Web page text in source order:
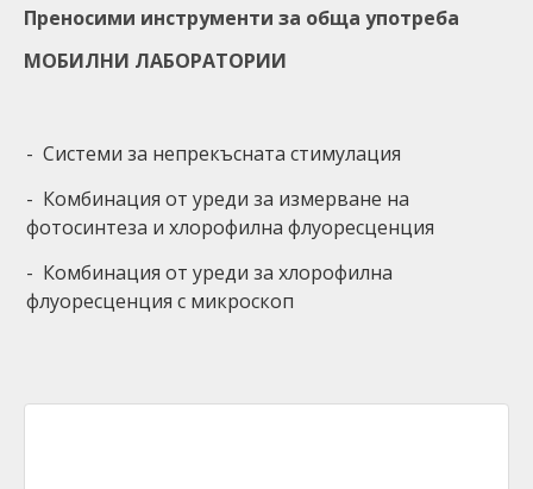
Преносими инструменти за обща употреба
МОБИЛНИ ЛАБОРАТОРИИ
- Системи за непрекъсната стимулация
- Комбинация от уреди за измерване нa
фотосинтеза и хлорофилна флуоресценция
- Комбинация от уреди за хлорофилна
флуоресценция с микроскоп